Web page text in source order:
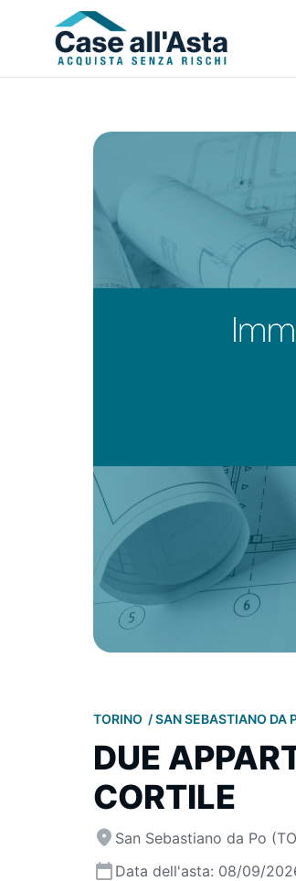
TORINO SAN SEBASTIANO DA
DUE
CORTILE
San Sebastiano da Po
Data dell'asta: 08/09/